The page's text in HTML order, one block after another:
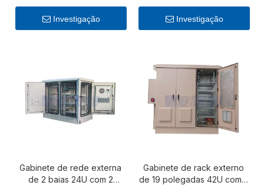
unidades de ar
condicionado de 2000 W
Investigação
aplicações externas de
telecomunicações, energia
e industriais
Investigação
Gabinete de rede externa
de 2 baias 24U com 2
Gabinete de rack externo
de 19 polegadas 42U com 3